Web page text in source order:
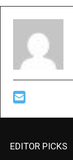
EDITOR PICKS